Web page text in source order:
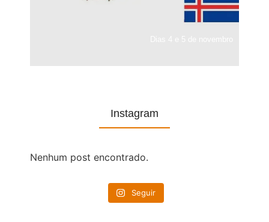
Instagram
Nenhum post encontrado.
Seguir